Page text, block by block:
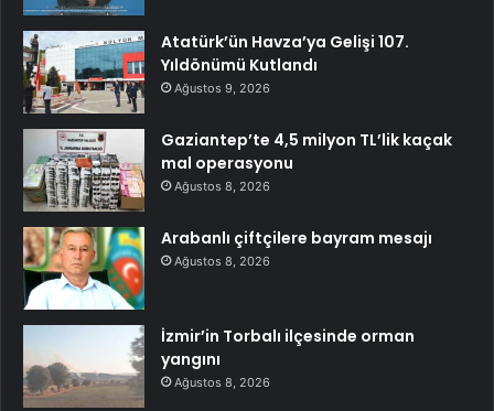
Atatürk’ün Havza’ya Gelişi 107.
Yıldönümü Kutlandı
Ağustos 9, 2026
Gaziantep’te 4,5 milyon TL’lik kaçak
mal operasyonu
Ağustos 8, 2026
Arabanlı çiftçilere bayram mesajı
Ağustos 8, 2026
İzmir’in Torbalı ilçesinde orman
yangını
Ağustos 8, 2026